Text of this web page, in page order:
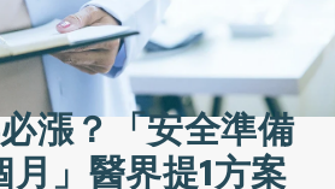
漲？「安全準備
月」醫界提1方案